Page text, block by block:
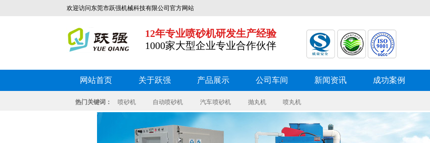
欢迎访问东莞市跃强机械科技有限公司官方网站
12年专业喷砂机研发生产经验
1000家大型企业专业合作伙伴
网站首页 关于跃强 产品展示 公司车间 新闻资讯 成功案例
热门关键词： 喷砂机 自动喷砂机 汽车 喷砂机 抛丸机 喷丸机